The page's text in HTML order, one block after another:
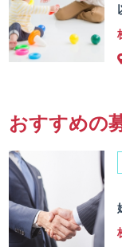
おすすめの